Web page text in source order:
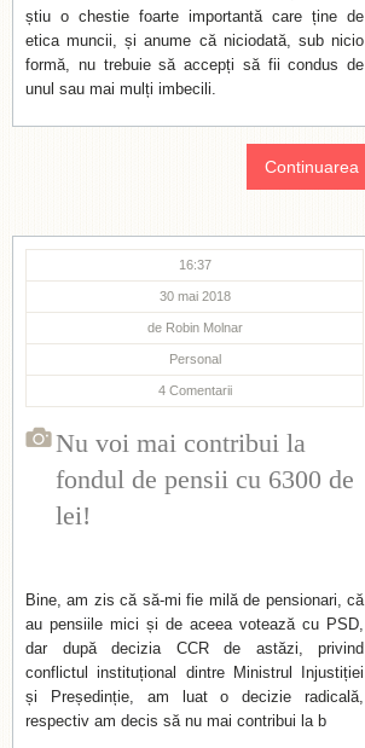
știu o chestie foarte importantă care ține de
etica muncii, și anume că niciodată, sub nicio
formă, nu trebuie să accepți să fii condus de
unul sau mai mulți imbecili.
Continuarea
16:37
30 mai 2018
de Robin Molnar
Personal
4 Comentarii
Nu voi mai contribui la
fondul de pensii cu 6300 de
lei!
Bine, am zis că să-mi fie milă de pensionari, că
au pensiile mici și de aceea votează cu PSD,
dar după decizia CCR de astăzi, privind
conflictul instituțional dintre Ministrul Injustiției
și Președinție, am luat o decizie radicală,
respectiv am decis să nu mai contribui la b